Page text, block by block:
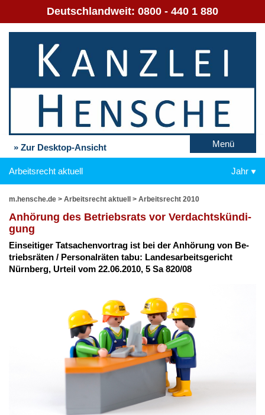
Deutschlandweit: 0800 - 440 1 880
» Zur Desktop-Ansicht Menü
Arbeitsrecht aktuell Jahr
m.hensche.de > Arbeitsrecht aktuell > Arbeitsrecht 2010
An­hö­rung des Be­triebs­rats vor Ver­dachts­kün­di­
gung
Ein­sei­ti­ger Tat­sa­chen­vor­trag ist bei der An­hö­rung von Be­
triebs­rä­ten / Per­so­nal­rä­ten ta­bu: Lan­des­ar­beits­ge­richt
Nürn­berg, Ur­teil vom 22.06.2010, 5 Sa 820/08